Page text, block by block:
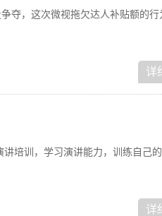
夺，这次微视拖欠达人补贴额的
详
培训，学习演讲能力，训练自己
详